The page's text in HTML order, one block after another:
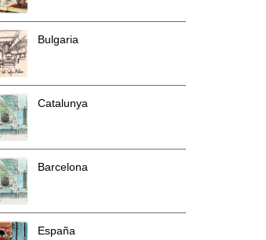
Bulgaria
Catalunya
Barcelona
España